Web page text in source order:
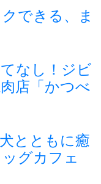
できる、ま
なし！ジビ
店「かつべ
とともに癒
グカフェ